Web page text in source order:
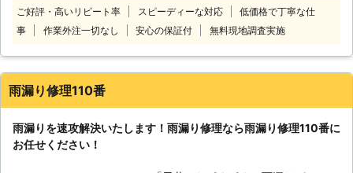
どうやって直したらいいのかよく分か
らない場合も多いもの。そんな屋根瓦
腕を振るいご対応いたします。 株式
ご好評・高いリピート率 スピーディーな対応
低価格で丁寧な仕
事
作業外注一切なし 安心の保証付 無料現地調査実施
雨漏り修理110番
雨漏りを速攻解決いたします！雨漏り修理なら雨漏り修理110番に
お任せください！